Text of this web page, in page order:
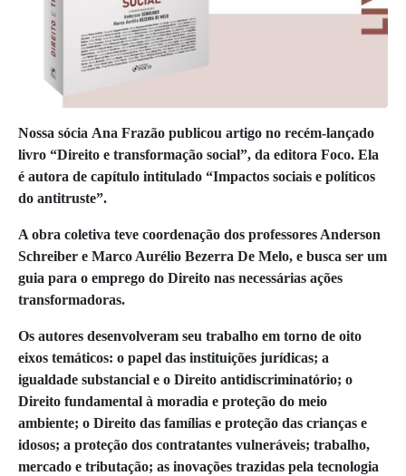
Nossa sócia Ana Frazão publicou artigo no recém-lançado
livro “Direito e transformação social”, da editora Foco. Ela
é autora de capítulo intitulado “Impactos sociais e políticos
do antitruste”.
A obra coletiva teve coordenação dos professores Anderson
Schreiber e Marco Aurélio Bezerra De Melo, e busca ser um
guia para o emprego do Direito nas necessárias ações
transformadoras.
Os autores desenvolveram seu trabalho em torno de oito
eixos temáticos: o papel das instituições jurídicas; a
igualdade substancial e o Direito antidiscriminatório; o
Direito fundamental à moradia e proteção do meio
ambiente; o Direito das famílias e proteção das crianças e
idosos; a proteção dos contratantes vulneráveis; trabalho,
mercado e tributação; as inovações trazidas pela tecnologia